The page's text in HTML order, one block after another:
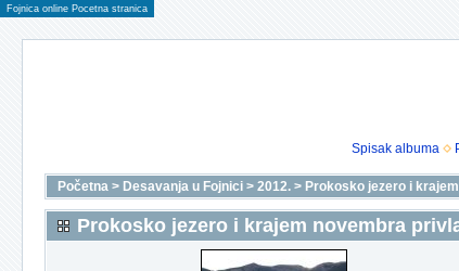
Fojnica online Pocetna stranica
Spisak albuma
Početna > Desavanja u Fojnici > 2012. > Prokosko jezero i
Prokosko jezero i krajem novembra